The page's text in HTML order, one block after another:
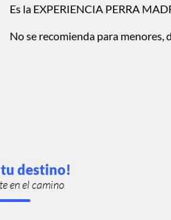
Es la EXPERIENCIA PERRA
No se recomienda para
tu destino!
en el camino